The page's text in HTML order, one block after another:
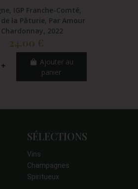
IGP Franche-Comté,
la Pâturie, Par Amour
2022
24,00 €
Ajouter au
panier
SÉLECTIONS
Vins
Champagnes
Spiritueux